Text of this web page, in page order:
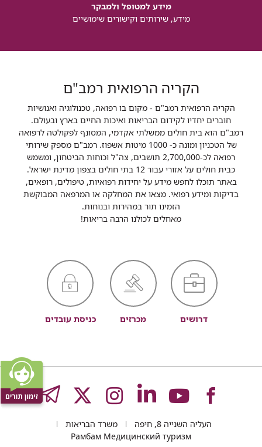
מידע למטופל ולמבקר
מידע, שירותים וקישורים שימושיים
הקריה הרפואית רמב"ם
הקריה הרפואית רמב"ם - מקום בו רפואה, טכנולוגיה ואנושיות
חוברים יחדיו לקידום הבריאות ואיכות החיים בארץ ובעולם.
רמב"ם הוא בית חולים ממשלתי אקדמי, המסונף לפקולטה לרפואה
של הטכניון ומונה כ- 1000 מיטות אשפוז. רמב"ם מספק שירותי
רפואה לכ-2,700,000 תושבים, צה"ל וכוחות הביטחון, ומשמש
כבית חולים על אזורי עבור 12 בתי חולים בצפון מדינת ישראל.
באתר תוכלו לחפש מידע על יחידות רפואיות, טיפולים, רופאים,
בדיקות ומידע רפואי. מצאו את המחלקה או המרפאה המבוקשת
הזמינו תור במהירות ובנוחות.
מאחלים לכולנו הרבה בריאות!
דרושים מכרזים כניסת עובדים
לעמוד
לעמוד
לעמוד
לעמוד
לעמוד
העליה השנייה 8, חיפה
משרד הבריאות
Рамбам Медицинский туризм